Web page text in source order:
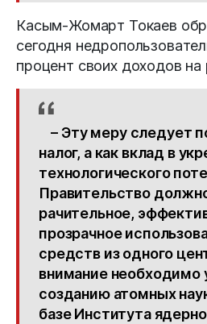
Касым-Жомарт Токаев
сегодня
процент своих доходов на
– Эту меру следует
налог, а как вклад в
технологического
Правительство
рачительное,
прозрачное
средств из одного
внимание необходимо
созданию атомных
базе Института